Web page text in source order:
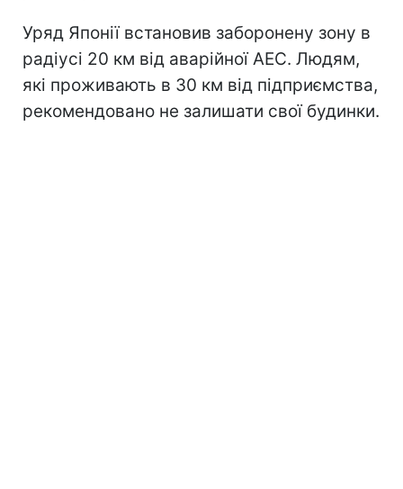
Уряд Японії встановив заборонену зону в
радіусі 20 км від аварійної АЕС. Людям,
які проживають в 30 км від підприємства,
рекомендовано не залишати свої будинки.